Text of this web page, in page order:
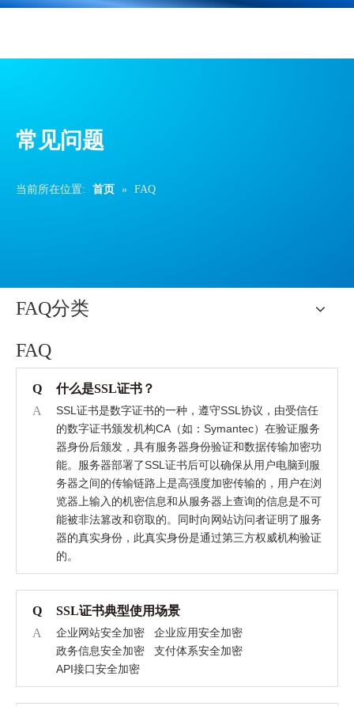
常见问题
当前所在位置: 首页 » FAQ
FAQ分类
FAQ
Q
什么是SSL证书？
A
SSL证书是数字证书的一种，遵守SSL协议，由受信任
的数字证书颁发机构CA（如：Symantec）在验证服务
器身份后颁发，具有服务器身份验证和数据传输加密功
能。服务器部署了SSL证书后可以确保从用户电脑到服
务器之间的传输链路上是高强度加密传输的，用户在浏
览器上输入的机密信息和从服务器上查询的信息是不可
能被非法篡改和窃取的。同时向网站访问者证明了服务
器的真实身份，此真实身份是通过第三方权威机构验证
的。
Q
SSL证书典型使用场景
A
企业网站安全加密
企业应用安全加密
政务信息安全加密
支付体系安全加密
API接口安全加密